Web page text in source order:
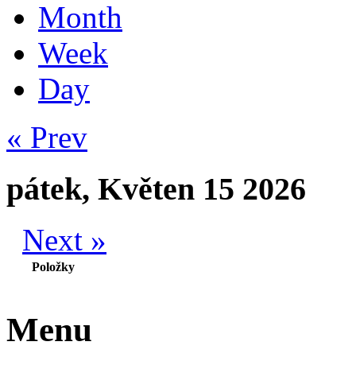
Month
Week
Day
« Prev
pátek, Květen 15 2026
Next »
Položky
Menu